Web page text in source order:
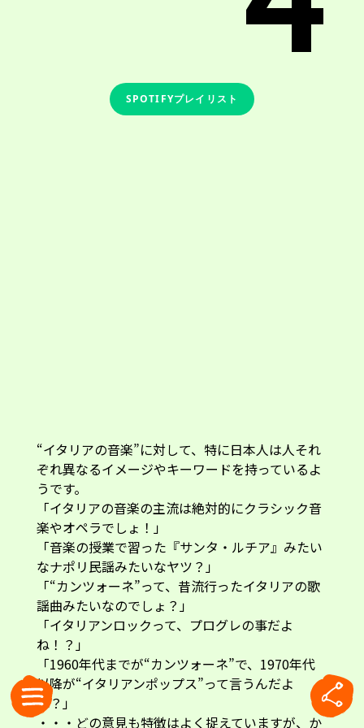
SPOTIFYプレイリスト
“イタリアの音楽”に対して、特に日本人は人それ
ぞれ異なるイメージやキーワードを持っているよ
うです。
「イタリアの音楽の主流は絶対的にクラシック音
楽やオペラでしょ！」
「音楽の授業で習った『サンタ・ルチア』みたい
なナポリ民謡みたいなヤツ？」
「“カンツォーネ”って、昔流行ったイタリアの歌
謡曲みたいなのでしょ？」
「イタリアンロックって、プログレの事だよ
ね！？」
「1960年代までが“カンツォーネ”で、1970年代
以降が“イタリアンポップス”って言うんだよ
ね？」
・・・どの意見も特徴はよく捉えていますが、か